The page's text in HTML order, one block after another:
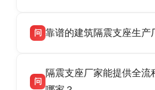
问 靠谱的建筑隔震支座生产
震支座厂家，专业生产
问
隔震支座厂家能提供全流